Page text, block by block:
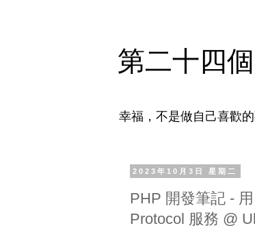
第二十四
幸福，不是做自己喜歡
2023年10月3日 星期二
PHP 開發筆記 -
Protocol 服務 @